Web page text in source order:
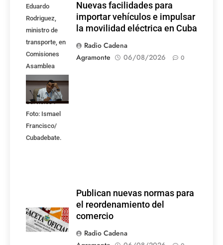
Eduardo
Rodriguez,
ministro de
transporte, en
Comisiones
Asamblea
Nacional,
Atención a los
Servicios .
Foto: Ismael
Francisco/
Cubadebate.
Nuevas facilidades para
importar vehículos e impulsar
la movilidad eléctrica en Cuba
Radio Cadena
Agramonte
06/08/2026 0
Publican nuevas normas para
el reordenamiento del
comercio
Radio Cadena